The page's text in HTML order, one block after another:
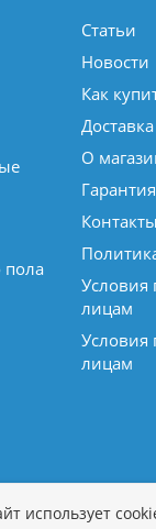
пола
Статьи
Новости
Как
Доставка
О
Гарантия
Контакты
Условия
лицам
лицам
Федерации.
использует